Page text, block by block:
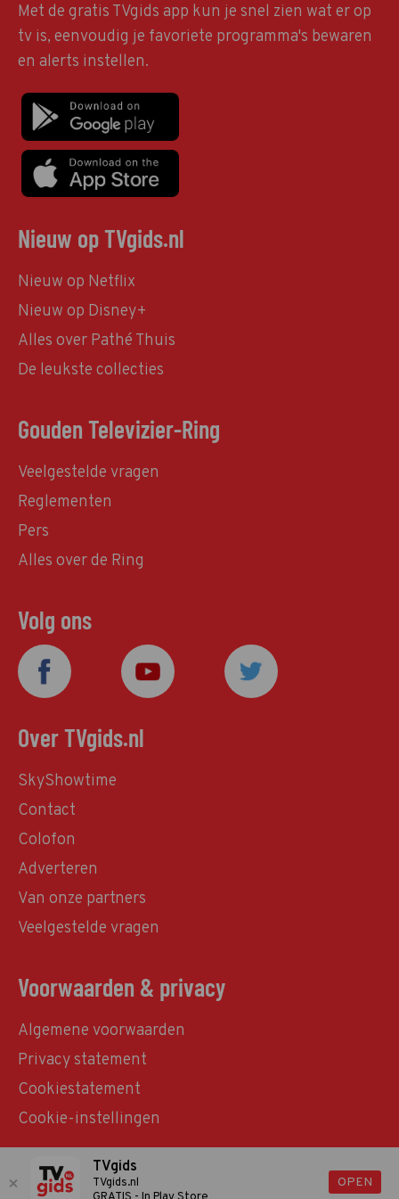
Met de gratis TVgids app kun je snel zien wat er op
tv is, eenvoudig je favoriete programma's bewaren
en alerts instellen.
Nieuw op TVgids.nl
Nieuw op Netflix
Nieuw op Disney+
Alles over Pathé Thuis
De leukste collecties
Gouden Televizier-Ring
Veelgestelde vragen
Reglementen
Pers
Alles over de Ring
Volg ons
Over TVgids.nl
SkyShowtime
Contact
Colofon
Adverteren
Van onze partners
Veelgestelde vragen
Voorwaarden & privacy
Algemene voorwaarden
Privacy statement
Cookiestatement
Cookie-instellingen
© TVgids.nl 2026 - All rights reserved. No text and
TVgids
TVgids.nl
OPEN